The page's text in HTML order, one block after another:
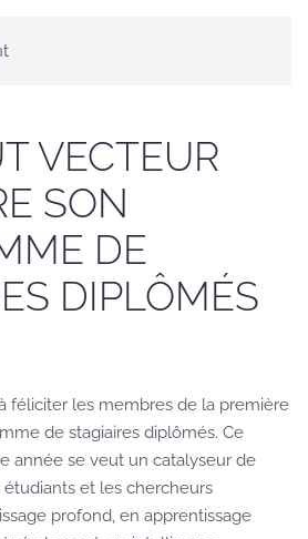
VECTEUR
SON
DE
DIPLÔMÉS
féliciter les membres de la première
de stagiaires diplômés. Ce
année se veut un catalyseur de
et les chercheurs
profond, en apprentissage